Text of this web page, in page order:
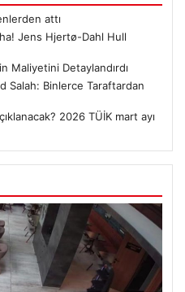
attı
Jens Hjertø-Dahl Hull
Maliyetini Detaylandırdı
Salah: Binlerce Taraftardan
2026 TÜİK mart ayı